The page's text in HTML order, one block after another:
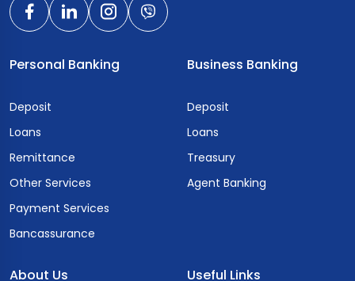
Personal Banking
Deposit
Loans
Remittance
Other Services
Payment Services
Bancassurance
Business Banking
Deposit
Loans
Treasury
Agent Banking
About Us Useful Links